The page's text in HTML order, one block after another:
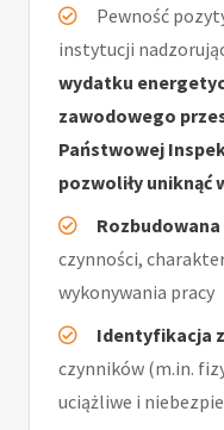
Pewność
instytucji
wydatku
zawodowego
Państwowej
pozwoliły uniknąć
czynności,
wykonywania pracy
Identyfikacja
czynników (m.in.
uciążliwe i